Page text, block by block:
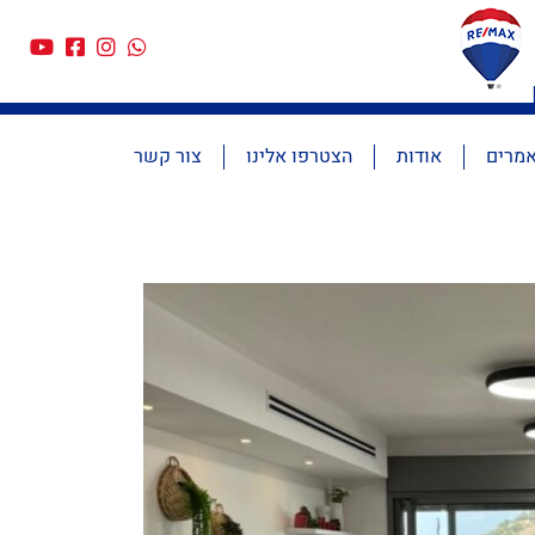
אודות הצטרפו אלינו צור קשר